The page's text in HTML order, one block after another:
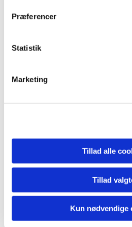
Præferencer
Statistik
Marketing
Tillad alle
Tillad
Kun nødvendige